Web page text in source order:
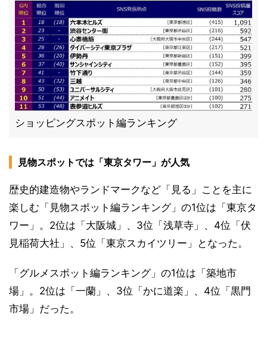
ショッピングスポット編ランキング
見物スポットでは「東京タワー」が人気
歴史的建造物やランドマークなど「見る」ことを主に
楽しむ「見物スポット編ランキング」の1位は「東京タ
ワー」。2位は「大阪城」、3位「浅草寺」、4位「伏
見稲荷大社」、5位「東京スカイツリー」となった。
「グルメスポット編ランキング」の1位は「築地市
場」。2位は「一蘭」、3位「かに道楽」、4位「黒門
市場」だった。